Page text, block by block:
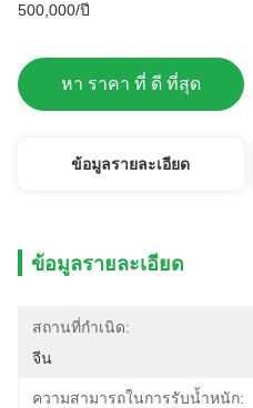
500,000/ปี
หา ราคา ที่ ดี ที่สุด
ข้อมูลรายละเอียด
ข้อมูลรายละเอียด
สถานที่กำเนิด:
จีน
ความสามารถในการรับน้ำหนัก: